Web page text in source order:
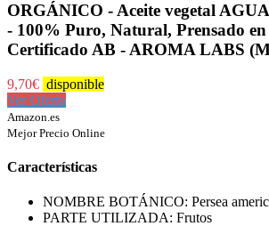
ORGÁNICO - Aceite vegetal
- 100% Puro, Natural, Prensado
Certificado AB - AROMA LABS
9,70€ disponible
Ver Oferta
Amazon.es
Mejor Precio Online
Características
NOMBRE BOTÁNICO: Persea
PARTE UTILIZADA: Frutos